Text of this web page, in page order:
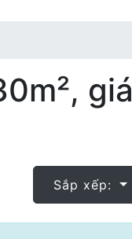
giá
Sắp xếp: